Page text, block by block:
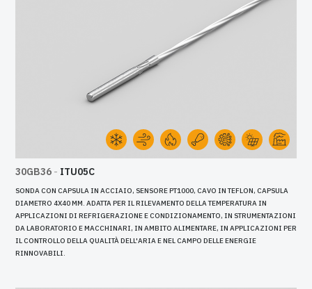
30GB36 - ITU05C
SONDA CON CAPSULA IN ACCIAIO, SENSORE PT1000, CAVO IN TEFLON, CAPSULA
DIAMETRO 4X40 MM. ADATTA PER IL RILEVAMENTO DELLA TEMPERATURA IN
APPLICAZIONI DI REFRIGERAZIONE E CONDIZIONAMENTO, IN STRUMENTAZIONI
DA LABORATORIO E MACCHINARI, IN AMBITO ALIMENTARE, IN APPLICAZIONI PER
IL CONTROLLO DELLA QUALITÀ DELL'ARIA E NEL CAMPO DELLE ENERGIE
RINNOVABILI.